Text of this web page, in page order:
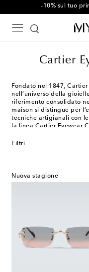
-10% sul tuo
Cartier
Fondato nel 1847,
nell’universo della
riferimento consolidato
maison si distingue per
tecniche artigianali con
la linea Cartier Eyewear
anni Cartier Eyewear
Filtri
Nuova stagione